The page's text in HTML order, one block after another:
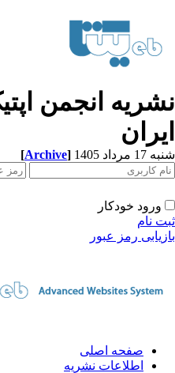
انجمن
مرداد 1405 [Archive]
ورود خودکار
نام
رمز عبور
صفحه اصلی
اطلاعات نشریه